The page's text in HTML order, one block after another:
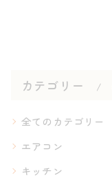
カテゴリー
全てのカテゴリー
エアコン
キッチン